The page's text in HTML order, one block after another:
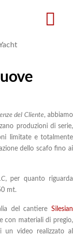
del Cliente, abbiamo
produzioni di serie,
limitate e totalmente
dello scafo fino ai
, per quanto riguarda
mt.
del cantiere Silesian
con materiali di pregio,
un video realizzato al